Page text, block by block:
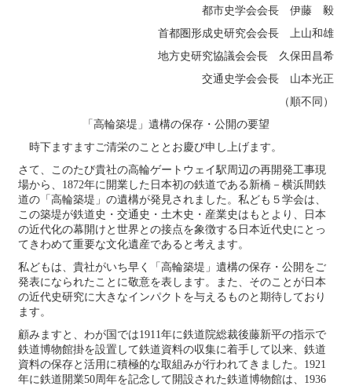
都市史学会会長 伊藤 毅
首都圏形成史研究会会長 上山和雄
地方史研究協議会会長 久保田昌希
交通史学会会長 山本光正
（順不同）
「高輪築堤」遺構の保存・公開の要望
時下ますますご清栄のこととお慶び申し上げます。
さて、このたび貴社の高輪ゲートウェイ駅周辺の再開発工事現
場から、1872年に開業した日本初の鉄道である新橋－横浜間鉄
道の「高輪築堤」の遺構が発見されました。私ども５学会は、
この築堤が鉄道史・交通史・土木史・産業史はもとより、日本
の近代化の幕開けと世界との接点を象徴する日本近代史にとっ
てきわめて重要な文化遺産であると考えます。
私どもは、貴社がいち早く「高輪築堤」遺構の保存・公開をご
発表になられたことに敬意を表します。また、そのことが日本
の近代史研究に大きなインパクトを与えるものと期待しており
ます。
顧みますと、わが国では1911年に鉄道院総裁後藤新平の指示で
鉄道博物館掛を設置して鉄道資料の収集に着手して以来、鉄道
資料の保存と活用に積極的な取組みが行われてきました。1921
年に鉄道開業50周年を記念して開設された鉄道博物館は、1936